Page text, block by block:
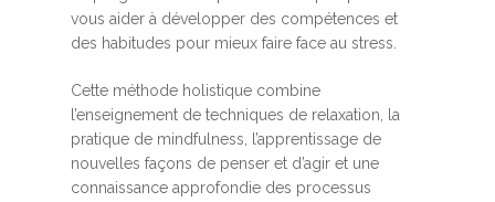
vous aider à développer des compétences et
des habitudes pour mieux faire face au stress.
Cette méthode holistique combine
l’enseignement de techniques de relaxation, la
pratique de mindfulness, l’apprentissage de
nouvelles façons de penser et d’agir et une
connaissance approfondie des processus